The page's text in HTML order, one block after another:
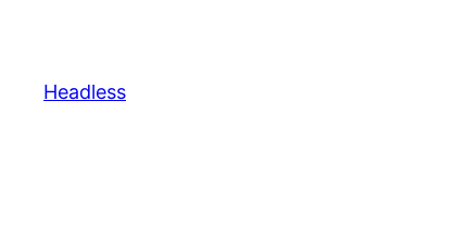
content
Headless